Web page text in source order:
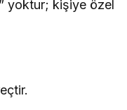
yoktur; kişiye özel